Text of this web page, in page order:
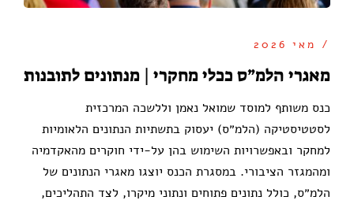
/ מאי 2026
מאגרי הלמ״ס ככלי מחקרי | מנתונים לתובנות
כנס משותף למוסד שמואל נאמן וללשכה המרכזית
לסטטיסטיקה (הלמ״ס) יעסוק בתשתיות הנתונים הלאומיות
למחקר ובאפשרויות השימוש בהן על-ידי חוקרים מהאקדמיה
ומהמגזר הציבורי. במסגרת הכנס יוצגו מאגרי הנתונים של
הלמ״ס, כולל נתונים פתוחים ונתוני מיקרו, לצד התהליכים,